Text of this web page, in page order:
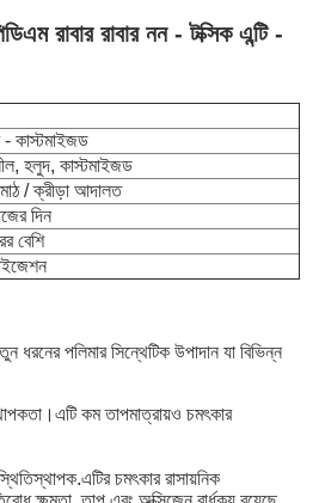
রাবার রাবার নন - টক্সিক এন্টি -
- কাস্টমাইজড
হলুদ, কাস্টমাইজড
/ ক্রীড়া আদালত
দিন
বেশি
পলিমার সিন্থেটিক উপাদান যা বিভিন্ন
কম তাপমাত্রায়ও চমৎকার
এটির চমৎকার রাসায়নিক